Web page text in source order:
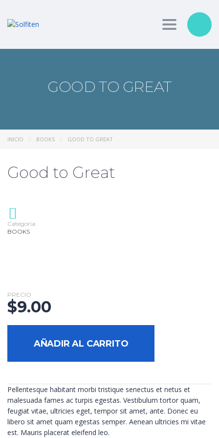
Toggle
GOOD TO GREAT
INICIO BOOKS GOOD TO GREAT
Good to Great
Categoría:
BOOKS
PRECIO
$9.00
AÑADIR AL CARRITO
Pellentesque habitant morbi tristique senectus et netus et
malesuada fames ac turpis egestas. Vestibulum tortor quam,
feugiat vitae, ultricies eget, tempor sit amet, ante. Donec eu
libero sit amet quam egestas semper. Aenean ultricies mi vitae
est. Mauris placerat eleifend leo.